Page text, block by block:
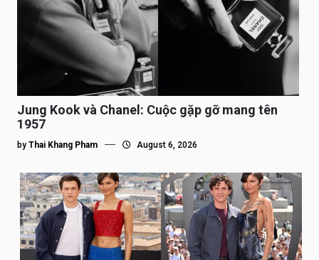
Jung Kook và Chanel: Cuộc gặp gỡ mang tên
1957
by Thai Khang Pham August 6, 2026